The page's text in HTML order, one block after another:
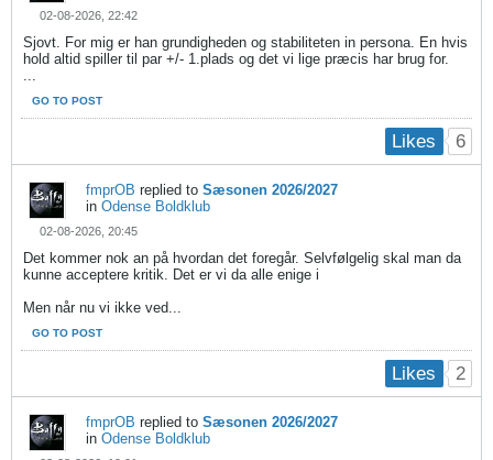
02-08-2026, 22:42
Sjovt. For mig er han grundigheden og stabiliteten in persona. En hvis
hold altid spiller til par +/- 1.plads og det vi lige præcis har brug for.
GO TO POST
Likes 6
fmprOB replied to Sæsonen 2026/2027
in Odense Boldklub
02-08-2026, 20:45
Det kommer nok an på hvordan det foregår. Selvfølgelig skal man da
kunne acceptere kritik. Det er vi da alle enige i
Men når nu vi ikke ved...
GO TO POST
Likes 2
fmprOB replied to Sæsonen 2026/2027
in Odense Boldklub